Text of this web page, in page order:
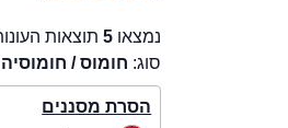
נמצאו 5תוצאות
סוג: חומוס / חומוסיה
הסרת מסננים